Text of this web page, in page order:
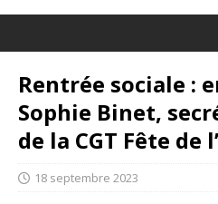
Rentrée sociale :
Sophie Binet,
de la CGT Fête de
18 septembre 2023